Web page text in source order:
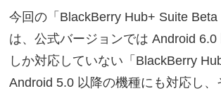
今回の「BlackBerry Hub+ Suite
は、公式バージョンでは Android 6.0
しか対応していない「BlackBerry
Android 5.0 以降の機種にも対応し、